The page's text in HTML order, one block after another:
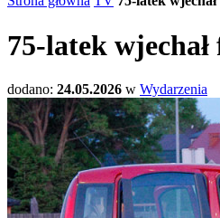
75-latek
dodano: 24.05.2026 w Wydarzenia